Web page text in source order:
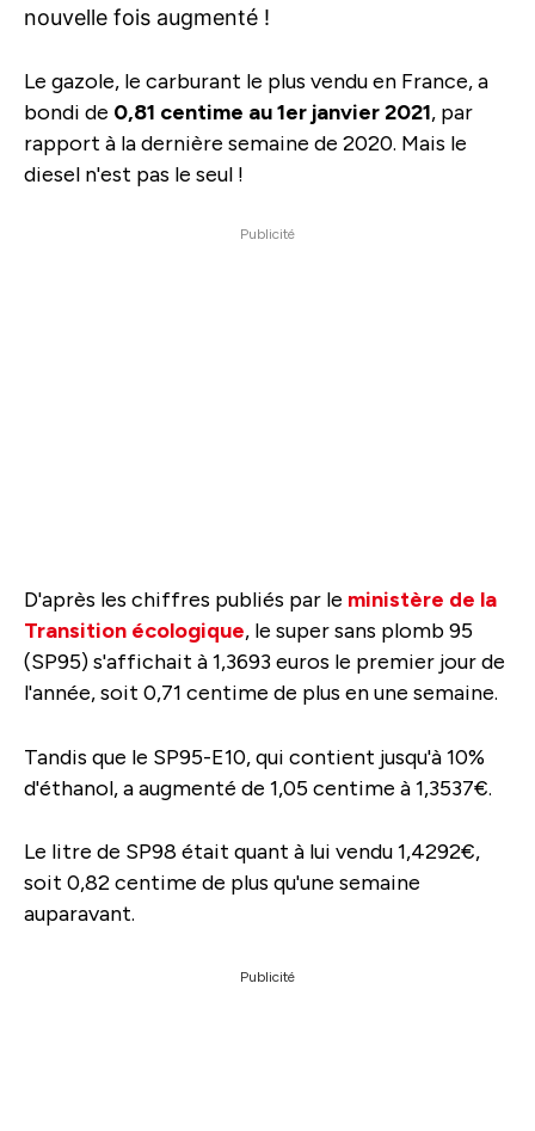
nouvelle fois augmenté !
Le gazole, le carburant le plus vendu en France, a
bondi de 0,81 centime au 1er janvier 2021, par
rapport à la dernière semaine de 2020. Mais le
diesel n'est pas le seul !
Publicité
D'après les chiffres publiés par le ministère de la
Transition écologique, le super sans plomb 95
(SP95) s'affichait à 1,3693 euros le premier jour de
l'année, soit 0,71 centime de plus en une semaine.
Tandis que le SP95-E10, qui contient jusqu'à 10%
d'éthanol, a augmenté de 1,05 centime à 1,3537€.
Le litre de SP98 était quant à lui vendu 1,4292€,
soit 0,82 centime de plus qu'une semaine
auparavant.
Publicité